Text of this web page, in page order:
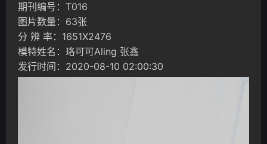
期刊编号：T016
图片数量：63张
分 辨 率：1651X2476
模特姓名：珞可可Aling 张鑫
发行时间：2020-08-10 02:00:30